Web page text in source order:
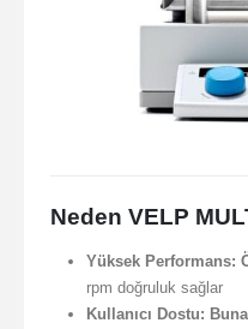
Neden VELP
Yüksek Performans:
rpm doğruluk sağlar
Kullanıcı Dostu: